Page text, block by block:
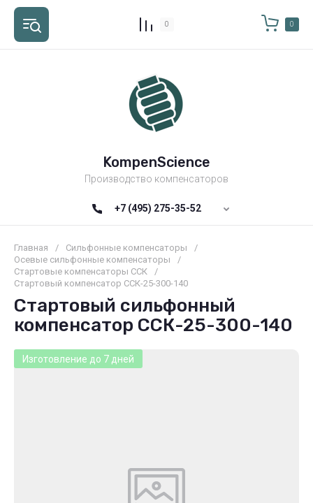
0 0
KompenScience
Производство компенсаторов
+7 (495) 275-35-52
Главная / Сильфонные компенсаторы
/
Осевые сильфонные компенсаторы
/
Стартовые компенсаторы ССК
/
Стартовый компенсатор ССК-25-300-140
Стартовый сильфонный
компенсатор ССК-25-300-140
Изготовление до 7 дней